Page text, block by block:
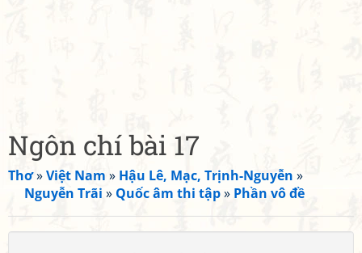
Ngôn chí bài 17
Thơ»Việt Nam » Hậu Lê, Mạc, Trịnh-Nguyễn »
Nguyễn Trãi » Quốc âm thi tập» Phần vô đề